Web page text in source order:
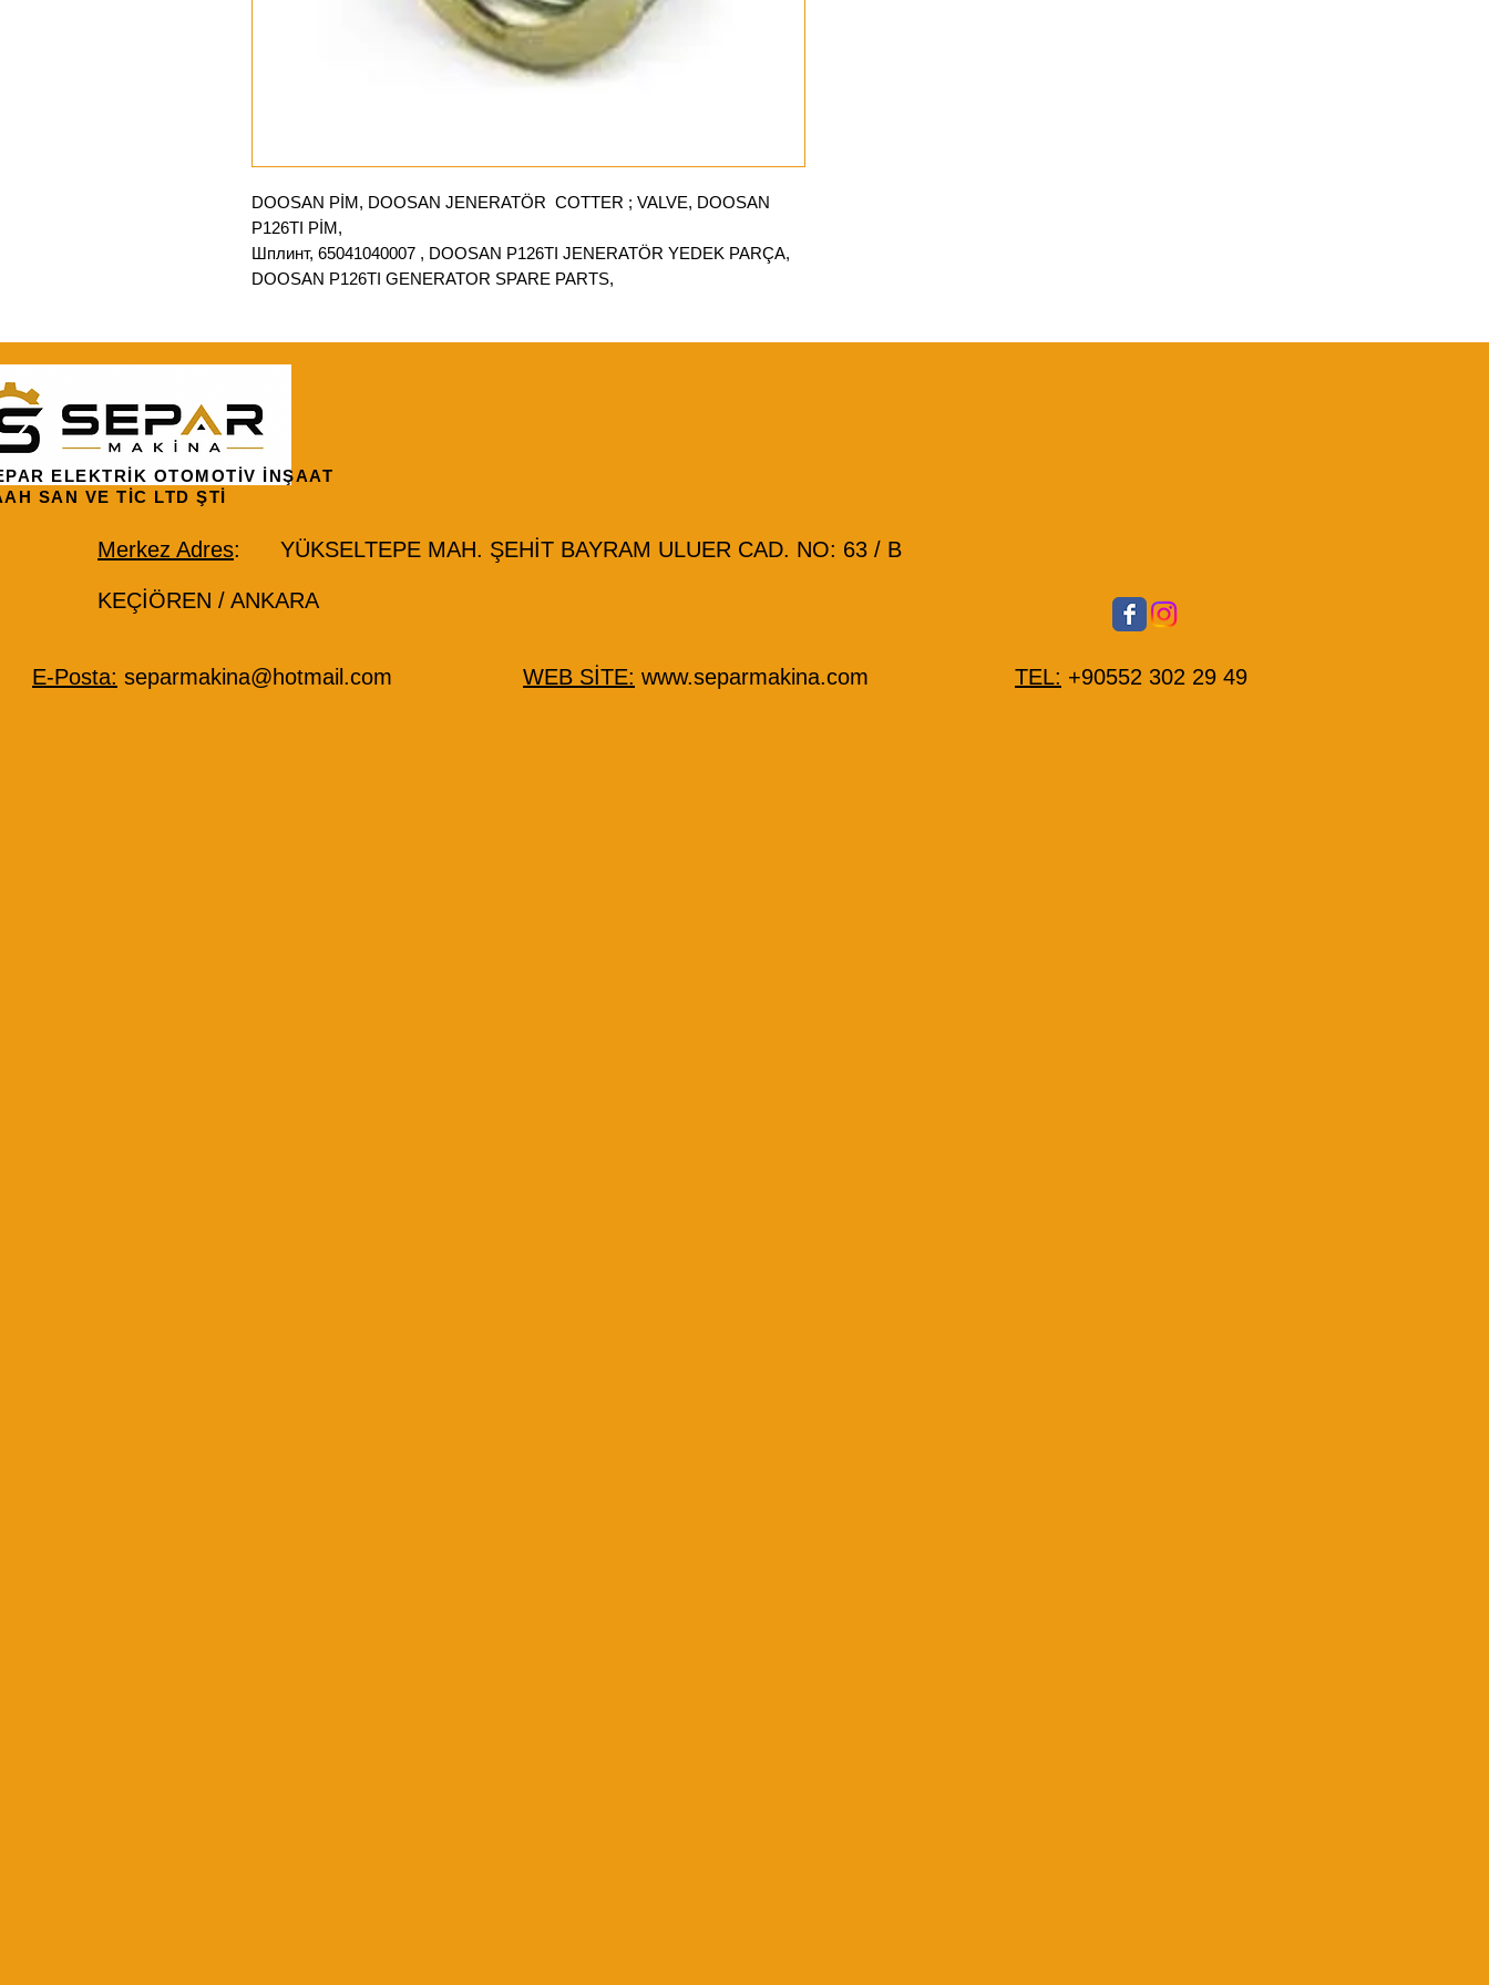
DOOSAN PİM, DOOSAN JENERATÖR COTTER ; VALVE, DOOSAN
P126TI PİM,
Шплинт, 65041040007 , DOOSAN P126TI JENERATÖR YEDEK PARÇA,
DOOSAN P126TI GENERATOR SPARE PARTS,
ELEKTRİK OTOMOTİV İNŞAAT
SAN VE TİC LTD ŞTİ
Merkez Adres: YÜKSELTEPE MAH. ŞEHİT BAYRAM ULUER CAD. NO: 63 / B
KEÇİÖREN / ANKARA
E-Posta: separmakina@hotmail.com WEB SİTE: www.separmakina.com TEL: +90552 302 29 49